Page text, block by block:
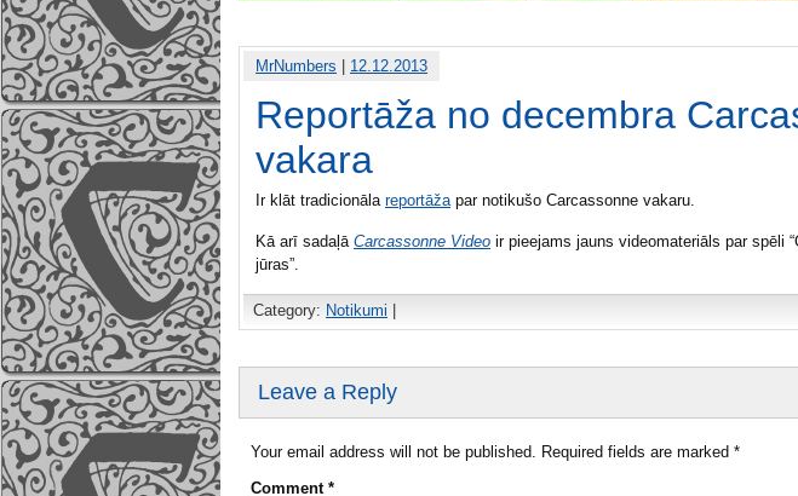
MrNumbers 12.12.2013
Reportāža no decembra
vakara
Ir klāt tradicionāla reportāžapar notikušo Carcassonne vakaru.
Kā arī sadaļā Carcassonne Video ir pieejams jauns videomateriāls par spēli
jūras”.
Category: Notikumi
Leave a Reply
Your email address will not be published. Required fields are marked *
Comment *